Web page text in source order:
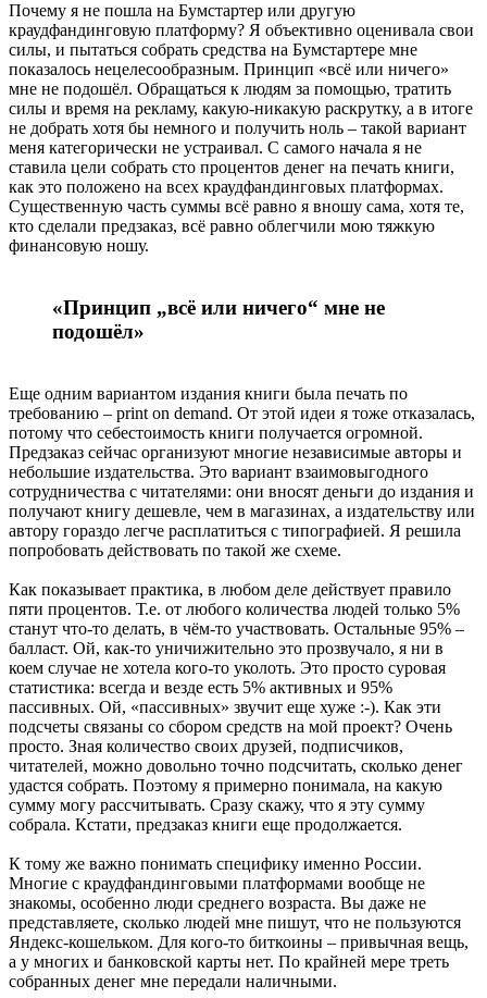
Почему я не пошла на Бумстартер или другую
краудфандинговую платформу? Я объективно оценивала свои
силы, и пытаться собрать средства на Бумстартере мне
показалось нецелесообразным. Принцип «всё или ничего»
мне не подошёл. Обращаться к людям за помощью, тратить
силы и время на рекламу, какую-никакую раскрутку, а в итоге
не добрать хотя бы немного и получить ноль – такой вариант
меня категорически не устраивал. С самого начала я не
ставила цели собрать сто процентов денег на печать книги,
как это положено на всех краудфандинговых платформах.
Существенную часть суммы всё равно я вношу сама, хотя те,
кто сделали предзаказ, всё равно облегчили мою тяжкую
финансовую ношу.
«Принцип „всё или ничего“ мне не
подошёл»
Еще одним вариантом издания книги была печать по
требованию – print on demand. От этой идеи я тоже отказалась,
потому что себестоимость книги получается огромной.
Предзаказ сейчас организуют многие независимые авторы и
небольшие издательства. Это вариант взаимовыгодного
сотрудничества с читателями: они вносят деньги до издания и
получают книгу дешевле, чем в магазинах, а издательству или
автору гораздо легче расплатиться с типографией. Я решила
попробовать действовать по такой же схеме.
Как показывает практика, в любом деле действует правило
пяти процентов. Т.е. от любого количества людей только 5%
станут что-то делать, в чём-то участвовать. Остальные 95% –
балласт. Ой, как-то уничижительно это прозвучало, я ни в
коем случае не хотела кого-то уколоть. Это просто суровая
статистика: всегда и везде есть 5% активных и 95%
пассивных. Ой, «пассивных» звучит еще хуже :-). Как эти
подсчеты связаны со сбором средств на мой проект? Очень
просто. Зная количество своих друзей, подписчиков,
читателей, можно довольно точно подсчитать, сколько денег
удастся собрать. Поэтому я примерно понимала, на какую
сумму могу рассчитывать. Сразу скажу, что я эту сумму
собрала. Кстати, предзаказ книги еще продолжается.
К тому же важно понимать специфику именно России.
Многие с краудфандинговыми платформами вообще не
знакомы, особенно люди среднего возраста. Вы даже не
представляете, сколько людей мне пишут, что не пользуются
Яндекс-кошельком. Для кого-то биткоины – привычная вещь,
а у многих и банковской карты нет. По крайней мере треть
собранных денег мне передали наличными.